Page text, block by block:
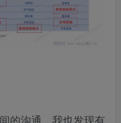
的沟通，我也发现有